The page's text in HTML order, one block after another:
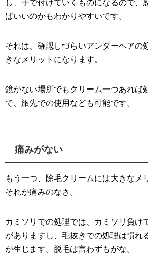
し、手で付けていくものになるので、
ばいいのかもわかりやすいです。
それは、確認しづらいアンダーヘアの
きなメリットになります。
鏡がない場所でもクリーム一つあれば
で、旅先での使用なども可能です。
痛みがない
もう一つ、除毛クリームには大きなメ
それが痛みのなさ。
カミソリでの処理では、カミソリ負け
がありますし、毛抜きでの処理は慣れ
が生じます。脱毛は言わずもがな。